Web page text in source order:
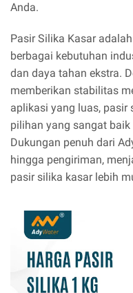
Anda.
Pasir Silika Kasar
berbagai kebutuhan
dan daya tahan ekstra.
memberikan stabilitas
aplikasi yang luas, pasir
pilihan yang sangat
Dukungan penuh dari
hingga pengiriman,
pasir silika kasar lebih